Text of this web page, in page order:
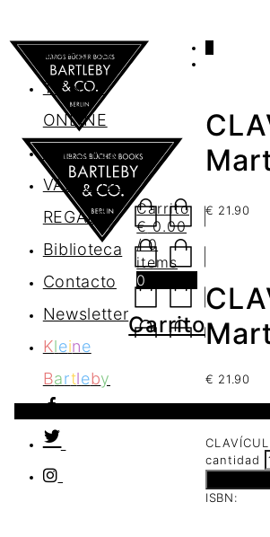
AGENDA
TIENDA
ONLINE
Nosotros
VALES DE
REGALO
Biblioteca
Contacto
Newsletter
Kleine
Bartleby
Carrito
€0.00
/ 0
items
0
Carrito
€ 21.90
€ 21.90
cantidad
ISBN: